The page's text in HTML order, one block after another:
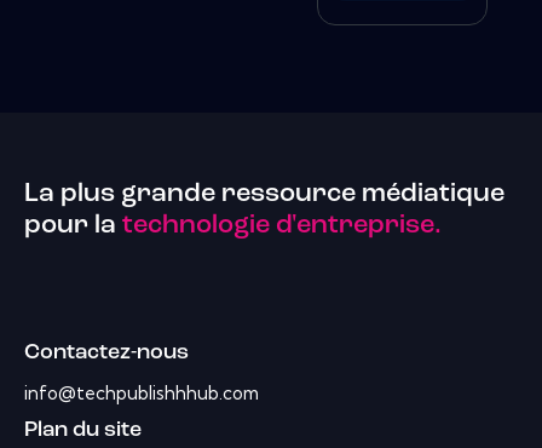
La plus grande ressource médiatique
pour la technologie d'entreprise.
Contactez-nous
info@techpublishhhub.com
Plan du site